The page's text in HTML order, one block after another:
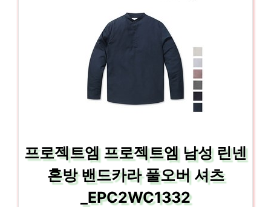
프로젝트엠 프로젝트엠 남성 린넨
혼방 밴드카라 풀오버 셔츠
_EPC2WC1332